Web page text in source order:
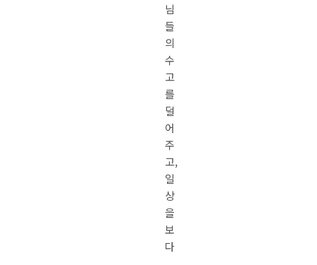
님
들
의
수
고
를
덜
어
주
고,
일
상
을
보
다